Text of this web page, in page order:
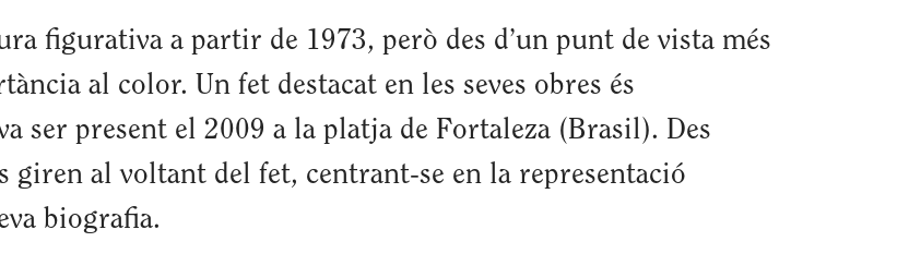
figurativa a partir de 1973, però des d’un punt de vista més
al color. Un fet destacat en les seves obres és
ser present el 2009 a la platja de Fortaleza (Brasil). Des
giren al voltant del fet, centrant-se en la representació
biografia.